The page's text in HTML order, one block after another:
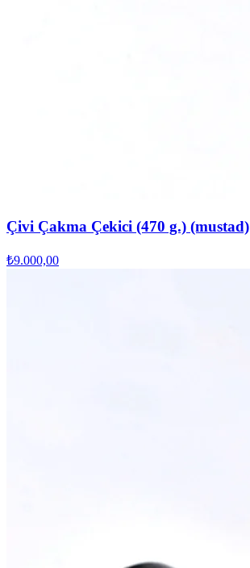
Çivi Çakma Çekici (470 g.) (mustad)
₺9.000,00